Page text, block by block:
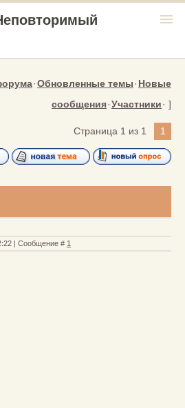
menu
·Обновленные темы·Новые
сообщения·Участники· ]
Страница 1 из 1 1
| Сообщение # 1